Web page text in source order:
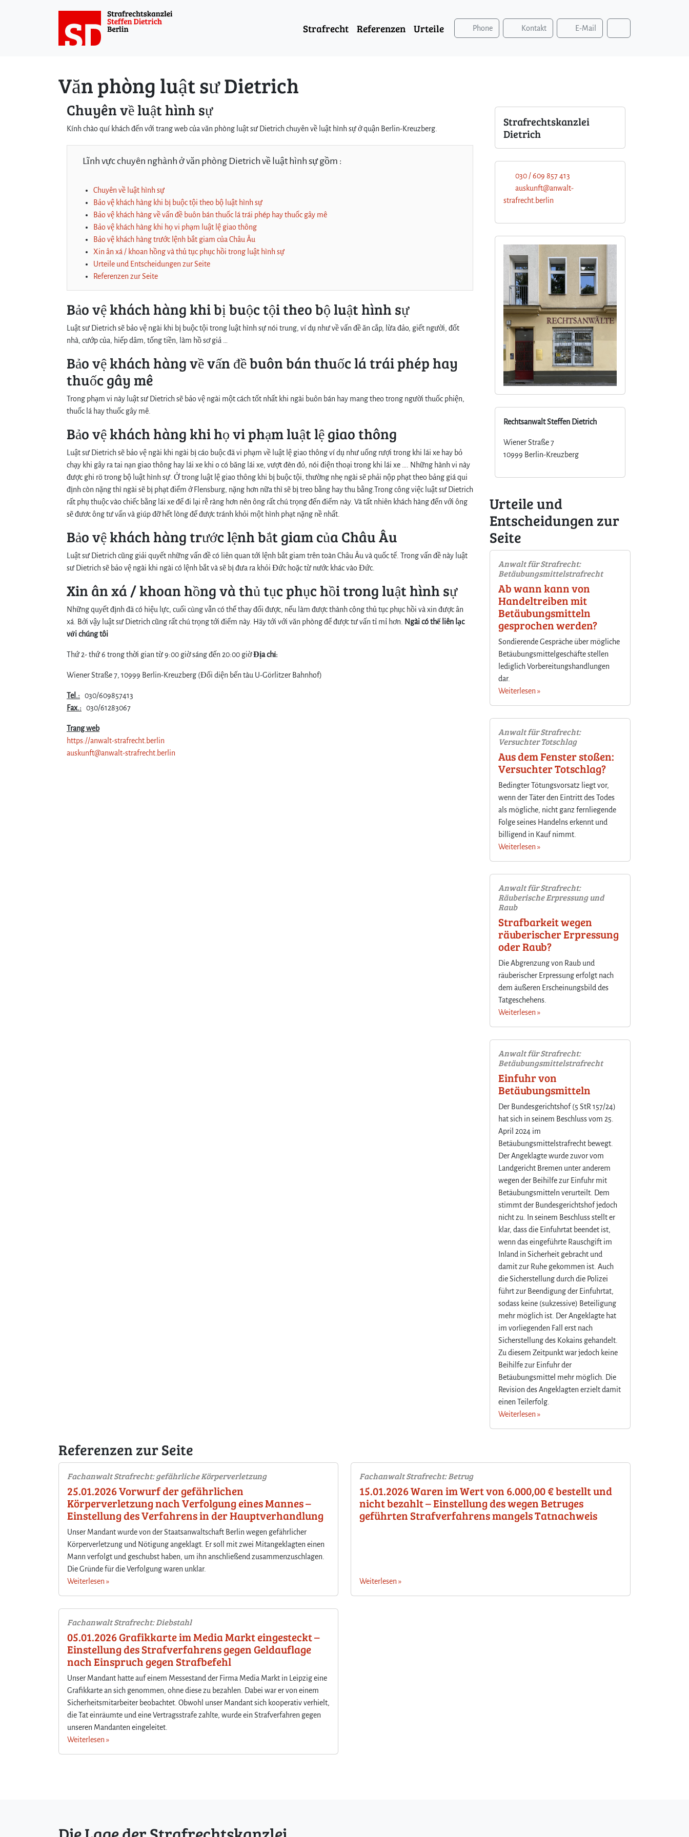
Strafrecht Referenzen Urteile Phone Kontakt E-Mail
u
Văn phòng luật sư Dietrich
Chuyên về luật hình sự
Kính chào quí khách đến với trang web của văn phòng luật sư Dietrich chuyên về luật hình sự ở quận Berlin-Kreuzberg.
Lĩnh vực chuyên nghành ở văn phòng Dietrich về luật hình sự gồm :
Chuyên về luật hình sự
Bảo vệ khách hàng khi bị buộc tội theo bộ luật hình sự
Bảo vệ khách hàng về vấn đề buôn bán thuốc lá trái phép hay thuốc gây mê
Bảo vệ khách hàng khi họ vi phạm luật lệ giao thông
Bảo vệ khách hàng trước lệnh bắt giam của Châu Âu
Xin ân xá / khoan hồng và thủ tục phục hồi trong luật hình sự
Urteile und Entscheidungen zur Seite
Referenzen zur Seite
Bảo vệ khách hàng khi bị buộc tội theo bộ luật hình sự
Luật sư Dietrich sẽ bảo vệ ngài khi bị buộc tội trong luật hình sự nói trung, ví dụ như về vấn đề ăn cắp, lừa đảo, giết người, đốt
nhà, cướp của, hiếp dâm, tống tiền, làm hồ sơ giả …
Bảo vệ khách hàng về vấn đề buôn bán thuốc lá trái phép hay
thuốc gây mê
Trong phạm vi này luật sư Dietrich sẽ bảo vệ ngài một cách tốt nhất khi ngài buôn bán hay mang theo trong người thuốc phiện,
thuốc lá hay thuốc gây mê.
Bảo vệ khách hàng khi họ vi phạm luật lệ giao thông
Luật sư Dietrich sẽ bảo vệ ngài khi ngài bị cáo buộc đã vi phạm về luật lệ giao thông ví dụ như uống rượi trong khi lái xe hay bỏ
chạy khi gây ra tai nạn giao thông hay lái xe khi o có băng lái xe, vượt đèn đỏ, nói điện thoại trong khi lái xe …. Những hành vi này
được ghi rõ trong bộ luật hình sự. Ở trong luật lệ giao thông khi bị buộc tội, thường nhẹ ngài sẽ phải nộp phạt theo bảng giá qui
định còn nặng thì ngài sẽ bị phạt điểm ở Flensburg, nặng hơn nữa thì sẽ bị treo bằng hay thu bằng.Trong công việc luật sư Dietrich
rất phụ thuộc vào chiếc bằng lái xe để đi lại rễ ràng hơn nên ông rất chú trọng đến điểm này. Và tất nhiên khách hàng đến với ông
sẽ đươc ông tư vấn và giúp đỡ hết lòng để được tránh khỏi một hình phạt nặng nề nhất.
Bảo vệ khách hàng trước lệnh bắt giam của Châu Âu
Luật sư Dietrich cũng giải quyết những vấn đề có liên quan tới lệnh bắt giam trên toàn Châu Âu và quốc tế. Trong vấn đề này luật
sư Dietrich sẽ bảo vệ ngài khi ngài có lệnh bắt và sẽ bị đưa ra khỏi Đức hoặc từ nước khác vào Đức.
Xin ân xá / khoan hồng và thủ tục phục hồi trong luật hình sự
Những quyết định đã có hiệu lực, cuối cùng vẫn có thể thay đổi được, nếu làm được thành công thủ tục phục hồi và xin được ân
xá. Bởi vậy luật sư Dietrich cũng rất chú trọng tới điểm này. Hãy tới với văn phòng để được tư vấn tỉ mỉ hơn.
Ngài có thể liên lạc
với chúng tôi
Thứ 2- thứ 6 trong thời gian từ 9:00 giờ sáng đến 20:00 giờĐịa chỉ:
Wiener Straße 7, 10999 Berlin-Kreuzberg (Đối diện bến tàu U-Görlitzer Bahnhof)
Tel.:
030/609857413
Fax.:
030/61283067
Trang web
https://anwalt-strafrecht.berlin
auskunft@anwalt-strafrecht.berlin
Strafrechtskanzlei
Dietrich
030 / 609 857 413
auskunft@anwalt-
strafrecht.berlin
Rechtsanwalt Steffen Dietrich
Wiener Straße 7
10999 Berlin-Kreuzberg
Urteile und
Entscheidungen zur
Seite
Anwalt für Strafrecht:
Betäubungsmittelstrafrecht
Ab wann kann von
Handeltreiben mit
Betäubungsmitteln
gesprochen werden?
Sondierende Gespräche über mögliche
Betäubungsmittelgeschäfte stellen
lediglich Vorbereitungshandlungen
dar.
Weiterlesen »
Anwalt für Strafrecht:
Versuchter Totschlag
Aus dem Fenster stoßen:
Versuchter Totschlag?
Bedingter Tötungsvorsatz liegt vor,
wenn der Täter den Eintritt des Todes
als mögliche, nicht ganz fernliegende
Folge seines Handelns erkennt und
billigend in Kauf nimmt.
Weiterlesen »
Anwalt für Strafrecht:
Räuberische Erpressung und
Raub
Strafbarkeit wegen
räuberischer Erpressung
oder Raub?
Die Abgrenzung von Raub und
räuberischer Erpressung erfolgt nach
dem äußeren Erscheinungsbild des
Tatgeschehens.
Weiterlesen »
Anwalt für Strafrecht:
Betäubungsmittelstrafrecht
Einfuhr von
Betäubungsmitteln
Der Bundesgerichtshof (5 StR 157/24)
hat sich in seinem Beschluss vom 25.
April 2024 im
Betäubungsmittelstrafrecht bewegt.
Der Angeklagte wurde zuvor vom
Landgericht Bremen unter anderem
wegen der Beihilfe zur Einfuhr mit
Betäubungsmitteln verurteilt. Dem
stimmt der Bundesgerichtshof jedoch
nicht zu. In seinem Beschluss stellt er
klar, dass die Einfuhrtat beendet ist,
wenn das eingeführte Rauschgift im
Inland in Sicherheit gebracht und
damit zur Ruhe gekommen ist. Auch
die Sicherstellung durch die Polizei
führt zur Beendigung der Einfuhrtat,
sodass keine (sukzessive) Beteiligung
mehr möglich ist. Der Angeklagte hat
im vorliegenden Fall erst nach
Sicherstellung des Kokains gehandelt.
Zu diesem Zeitpunkt war jedoch keine
Beihilfe zur Einfuhr der
Betäubungsmittel mehr möglich. Die
Revision des Angeklagten erzielt damit
einen Teilerfolg.
Weiterlesen »
Referenzen zur Seite
Fachanwalt Strafrecht: gefährliche Körperverletzung
25.01.2026 Vorwurf der gefährlichen
Körperverletzung nach Verfolgung eines Mannes –
Einstellung des Verfahrens in der Hauptverhandlung
Unser Mandant wurde von der Staatsanwaltschaft Berlin wegen gefährlicher
Körperverletzung und Nötigung angeklagt. Er soll mit zwei Mitangeklagten einen
Mann verfolgt und geschubst haben, um ihn anschließend zusammenzuschlagen.
Die Gründe für die Verfolgung waren unklar.
Weiterlesen »
Fachanwalt Strafrecht: Betrug
15.01.2026 Waren im Wert von 6.000,00 € bestellt und
nicht bezahlt – Einstellung des wegen Betruges
geführten Strafverfahrens mangels Tatnachweis
Weiterlesen »
Fachanwalt Strafrecht: Diebstahl
05.01.2026 Grafikkarte im Media Markt eingesteckt –
Einstellung des Strafverfahrens gegen Geldauflage
nach Einspruch gegen Strafbefehl
Unser Mandant hatte auf einem Messestand der Firma Media Markt in Leipzig eine
Grafikkarte an sich genommen, ohne diese zu bezahlen. Dabei war er von einem
Sicherheitsmitarbeiter beobachtet. Obwohl unser Mandant sich kooperativ verhielt,
die Tat einräumte und eine Vertragsstrafe zahlte, wurde ein Strafverfahren gegen
unseren Mandanten eingeleitet.
Weiterlesen »